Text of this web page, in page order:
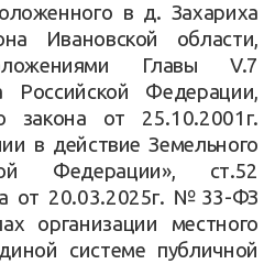
в д. Захариха
Ивановской области,
Главы V.7
Российской Федерации,
закона от 25.10.2001г.
в действие Земельного
Федерации», ст.52
от 20.03.2025г. №33-ФЗ
организации местного
системе публичной